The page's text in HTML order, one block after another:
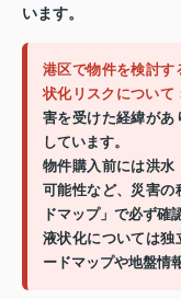
います。
港区で物件を検討す
状化リスクについて
害を受けた経緯があ
しています。
物件購入前には洪水
可能性など、災害の
ドマップ」で必ず確
液状化については独
ードマップや地盤情